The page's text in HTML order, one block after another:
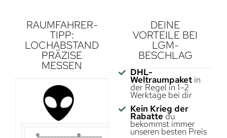
RAUMFAHRER-
TIPP:
LOCHABSTAND
PRÄZISE
MESSEN
DEINE
VORTEILE BEI
LGM-
BESCHLAG
DHL-
Weltraumpaketin
der Regel in 1–2
Werktage bei dir
Kein Krieg der
Rabatte du
bekommst immer
unseren besten Preis